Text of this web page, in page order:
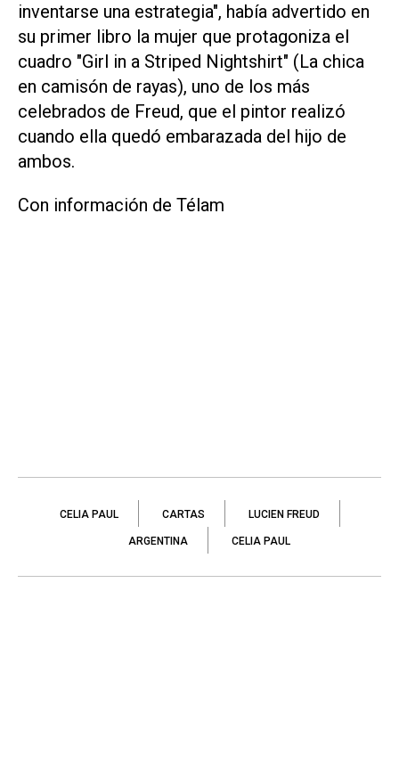
inventarse una estrategia", había advertido en
su primer libro la mujer que protagoniza el
cuadro "Girl in a Striped Nightshirt" (La chica
en camisón de rayas), uno de los más
celebrados de Freud, que el pintor realizó
cuando ella quedó embarazada del hijo de
ambos.
Con información de Télam
CELIA PAUL CARTAS LUCIEN FREUD
ARGENTINA CELIA PAUL